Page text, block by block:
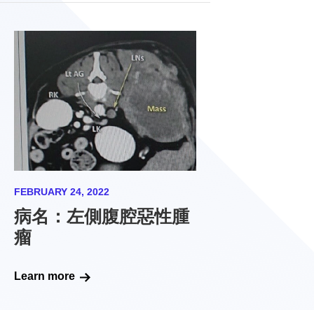
FEBRUARY 24, 2022
病名：左側腹腔惡性腫
瘤
Learn more